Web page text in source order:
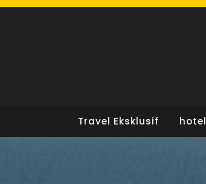
Skip
Travel Eksklusif hotel